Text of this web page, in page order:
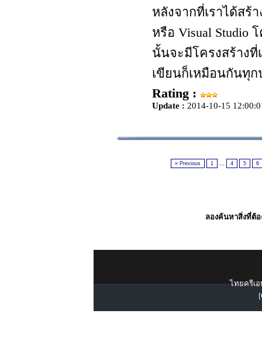
หลังจากที่เราได้สร้
หรือ Visual Studio
นั้นจะมีโครงสร้างที่
เขียนก็เหมือนกันทุก
Rating :
Update : 2014-10-15
« Previous 1 ... 4 5 6
ลองค้นหาสิ่งที่ต้อ
ไทยครีเอ
[